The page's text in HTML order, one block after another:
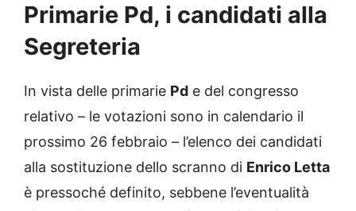
Primarie Pd, i candidati alla
Segreteria
In vista delle primarie Pd e del congresso
relativo – le votazioni sono in calendario il
prossimo 26 febbraio – l’elenco dei candidati
alla sostituzione dello scranno di Enrico Letta
è pressoché definito, sebbene l’eventualità